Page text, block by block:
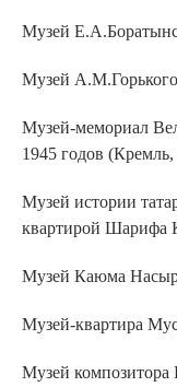
Музей
Музей
Музей-мемориал
1945 годов
Музей истории
квартирой Шарифа
Музей Каюма
Музей-квартира
Музей композитора